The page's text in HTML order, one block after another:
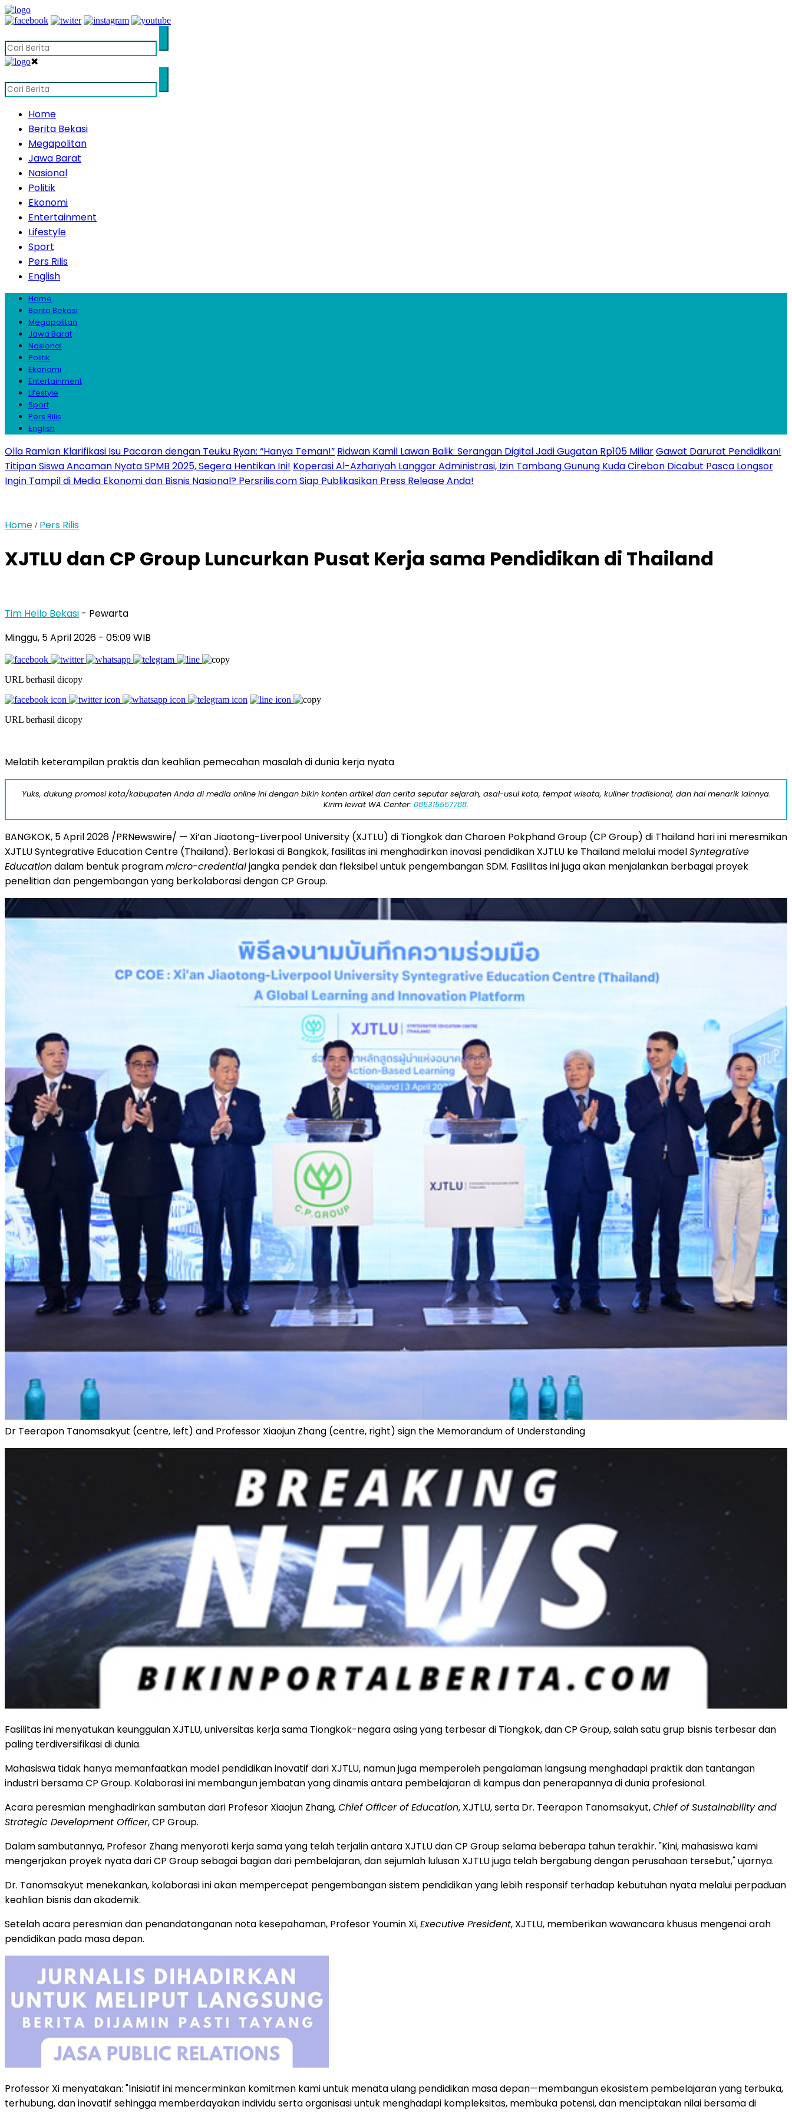
✖
Home
Berita Bekasi
Megapolitan
Jawa Barat
Nasional
Politik
Ekonomi
Entertainment
Lifestyle
Sport
Pers Rilis
English
Home
Berita Bekasi
Megapolitan
Jawa Barat
Nasional
Politik
Ekonomi
Entertainment
Lifestyle
Sport
Pers Rilis
English
Olla Ramlan Klarifikasi Isu Pacaran dengan Teuku Ryan: “Hanya Teman!” Ridwan Kamil Lawan Balik: Serangan Digital Jadi Gugatan Rp105 MiliarGawat Darurat Pendidikan!
Titipan Siswa Ancaman Nyata SPMB 2025, Segera Hentikan Ini! Koperasi Al-Azhariyah Langgar Administrasi, Izin Tambang Gunung Kuda Cirebon Dicabut Pasca Longsor
Ingin Tampil di Media Ekonomi dan Bisnis Nasional? Persrilis.com Siap Publikasikan Press Release Anda!
Home / Pers Rilis
XJTLU dan CP Group Luncurkan Pusat Kerja sama Pendidikan di Thailand
Tim Hello Bekasi - Pewarta
Minggu, 5 April 2026 - 05:09 WIB
URL berhasil dicopy
URL berhasil dicopy
Melatih keterampilan praktis dan keahlian pemecahan masalah di dunia kerja nyata
Yuks, dukung promosi kota/kabupaten Anda di media online ini dengan bikin konten artikel dan cerita seputar sejarah, asal-usul kota, tempat wisata, kuliner tradisional, dan hal menarik lainnya.
Kirim lewat WA Center: 085315557788.
BANGKOK, 5 April 2026 /PRNewswire/ — Xi’an Jiaotong-Liverpool University (XJTLU) di Tiongkok dan Charoen Pokphand Group (CP Group) di Thailand hari ini meresmikan
XJTLU Syntegrative Education Centre (Thailand). Berlokasi di Bangkok, fasilitas ini menghadirkan inovasi pendidikan XJTLU ke Thailand melalui modelSyntegrative
Educationdalam bentuk programmicro-credentialjangka pendek dan fleksibel untuk pengembangan SDM. Fasilitas ini juga akan menjalankan berbagai proyek
penelitian dan pengembangan yang berkolaborasi dengan CP Group.
Dr Teerapon Tanomsakyut (centre, left) and Professor Xiaojun Zhang (centre, right) sign the Memorandum of Understanding
Fasilitas ini menyatukan keunggulan XJTLU, universitas kerja sama Tiongkok-negara asing yang terbesar di Tiongkok, dan CP Group, salah satu grup bisnis terbesar dan
paling terdiversifikasi di dunia.
Mahasiswa tidak hanya memanfaatkan model pendidikan inovatif dari XJTLU, namun juga memperoleh pengalaman langsung menghadapi praktik dan tantangan
industri bersama CP Group. Kolaborasi ini membangun jembatan yang dinamis antara pembelajaran di kampus dan penerapannya di dunia profesional.
Acara peresmian menghadirkan sambutan dari Profesor Xiaojun Zhang,Chief Officer of Education, XJTLU, serta Dr. Teerapon Tanomsakyut,Chief of Sustainability and
Strategic Development Officer, CP Group.
Dalam sambutannya, Profesor Zhang menyoroti kerja sama yang telah terjalin antara XJTLU dan CP Group selama beberapa tahun terakhir. "Kini, mahasiswa kami
mengerjakan proyek nyata dari CP Group sebagai bagian dari pembelajaran, dan sejumlah lulusan XJTLU juga telah bergabung dengan perusahaan tersebut," ujarnya.
Dr. Tanomsakyut menekankan, kolaborasi ini akan mempercepat pengembangan sistem pendidikan yang lebih responsif terhadap kebutuhan nyata melalui perpaduan
keahlian bisnis dan akademik.
Setelah acara peresmian dan penandatanganan nota kesepahaman, Profesor Youmin Xi,Executive President, XJTLU, memberikan wawancara khusus mengenai arah
pendidikan pada masa depan.
Professor Xi menyatakan: "Inisiatif ini mencerminkan komitmen kami untuk menata ulang pendidikan masa depan—membangun ekosistem pembelajaran yang terbuka,
terhubung, dan inovatif sehingga memberdayakan individu serta organisasi untuk menghadapi kompleksitas, membuka potensi, dan menciptakan nilai bersama di